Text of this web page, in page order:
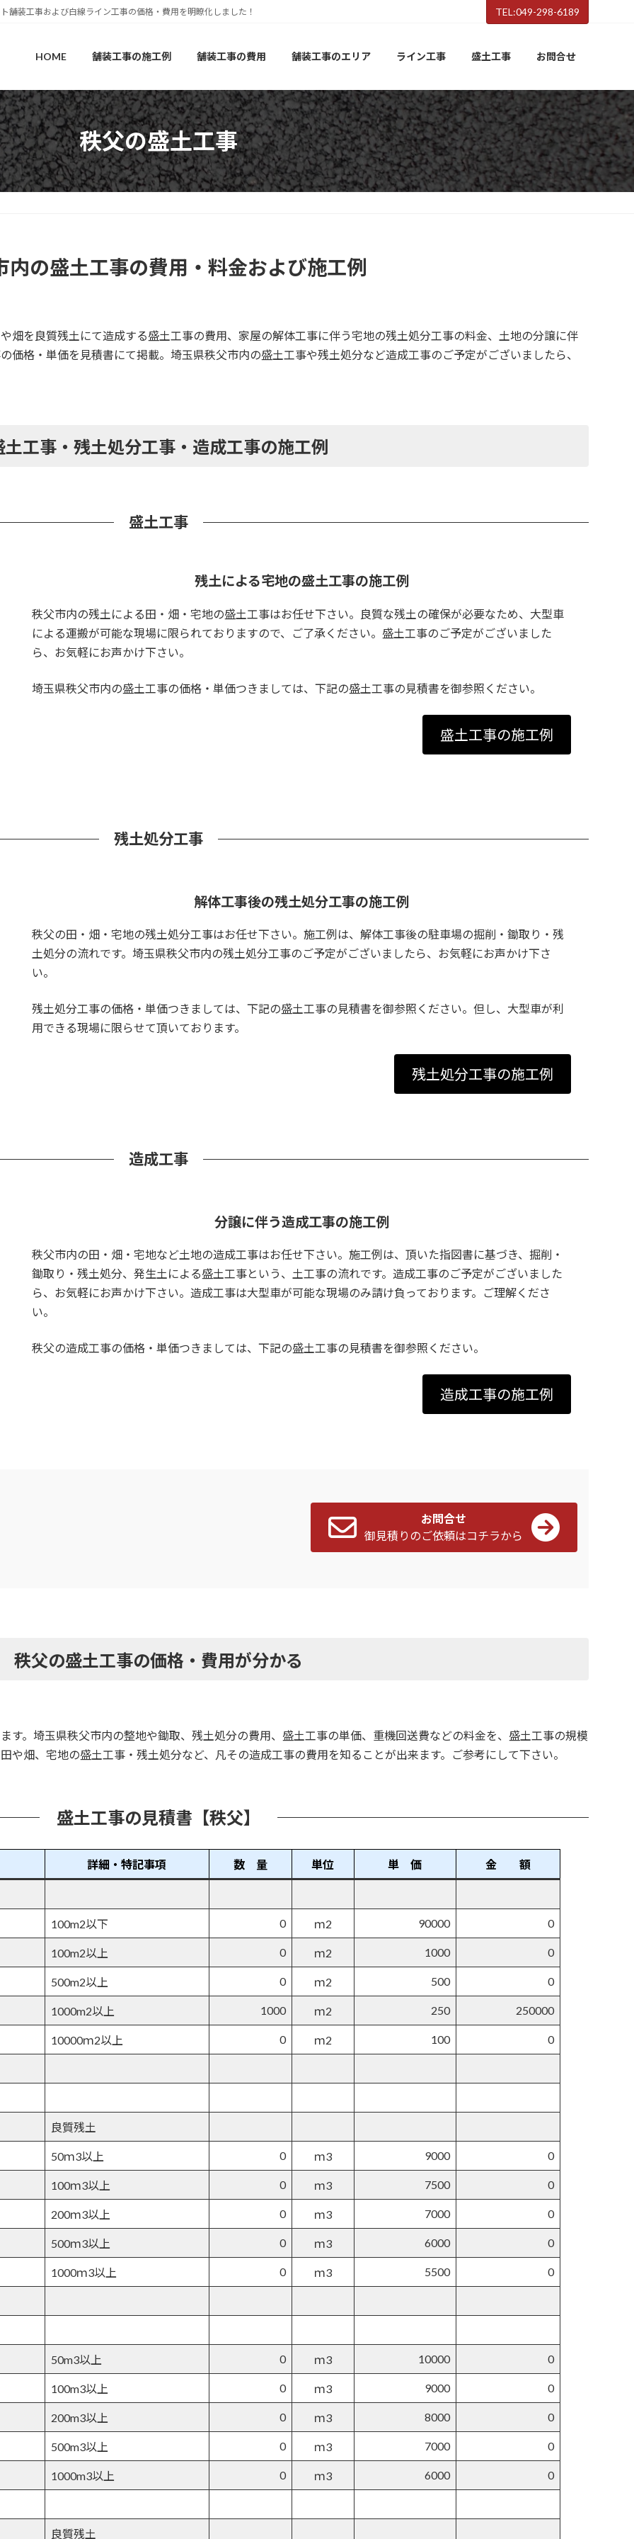
装工事および白線ライン工事の価格・費用を明瞭化しました！ TEL:049-298-6189
HOME 舗装工事の施工例 舗装工事の費用 舗装工事のエリア ライン工事 盛土工事 お問合せ
秩父の盛土工事
内の盛土工事の費用・料金および施工例
畑を良質残土にて造成する盛土工事の費用、家屋の解体工事に伴う宅地の残土処分工事の料金、土地の分譲に伴
価格・単価を見積書にて掲載。埼玉県秩父市内の盛土工事や残土処分など造成工事のご予定がございましたら、
土工事・残土処分工事・造成工事の施工例
盛土工事
残土による宅地の盛土工事の施工例
秩父市内の残土による田・畑・宅地の盛土工事はお任せ下さい。良質な残土の確保が必要なため、大型車
による運搬が可能な現場に限られておりますので、ご了承ください。盛土工事のご予定がございました
ら、お気軽にお声かけ下さい。
埼玉県秩父市内の盛土工事の価格・単価つきましては、下記の盛土工事の見積書を御参照ください。
盛土工事の施工例
残土処分工事
解体工事後の残土処分工事の施工例
秩父の田・畑・宅地の残土処分工事はお任せ下さい。施工例は、解体工事後の駐車場の掘削・鋤取り・残
土処分の流れです。埼玉県秩父市内の残土処分工事のご予定がございましたら、お気軽にお声かけ下さ
い。
残土処分工事の価格・単価つきましては、下記の盛土工事の見積書を御参照ください。但し、大型車が利
用できる現場に限らせて頂いております。
残土処分工事の施工例
造成工事
分譲に伴う造成工事の施工例
秩父市内の田・畑・宅地など土地の造成工事はお任せ下さい。施工例は、頂いた指図書に基づき、掘削・
鋤取り・残土処分、発生土による盛土工事という、土工事の流れです。造成工事のご予定がございました
ら、お気軽にお声かけ下さい。造成工事は大型車が可能な現場のみ請け負っております。ご理解くださ
い。
秩父の造成工事の価格・単価つきましては、下記の盛土工事の見積書を御参照ください。
造成工事の施工例
お問合せ
御見積りのご依頼はコチラから
秩父の盛土工事の価格・費用が分かる
す。埼玉県秩父市内の整地や鋤取、残土処分の費用、盛土工事の単価、重機回送費などの料金を、盛土工事の規模
畑、宅地の盛土工事・残土処分など、凡その造成工事の費用を知ることが出来ます。ご参考にして下さい。
盛土工事の見積書【秩父】
詳細・特記事項 数 量 単位 単 価 金 額
100m2以下 0 ｍ2 90000 0
100m2以上 0 ｍ2 1000 0
500m2以上 0 ｍ2 500 0
1000m2以上 1000 ｍ2 250 250000
10000ｍ2以上 0 ｍ2 100 0
良質残土
50ｍ3以上 0 ｍ3 9000 0
100ｍ3以上 0 ｍ3 7500 0
200ｍ3以上 0 ｍ3 7000 0
500ｍ3以上 0 ｍ3 6000 0
1000ｍ3以上 0 ｍ3 5500 0
50m3以上 0 ｍ3 10000 0
100m3以上 0 ｍ3 9000 0
200m3以上 0 ｍ3 8000 0
500m3以上 0 ｍ3 7000 0
1000m3以上 0 ｍ3 6000 0
良質残土